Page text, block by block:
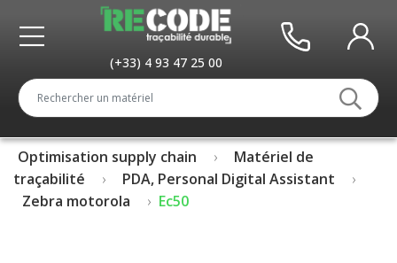
(+33) 4 93 47 25 00
Optimisation supply chain
Matériel de
traçabilité
PDA, Personal Digital Assistant
Zebra motorola
Ec50